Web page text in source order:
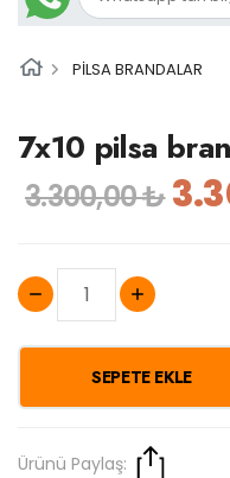
PİLSA BRANDALAR
7x10 pilsa
3.300,00 ₺
SEPETE EKLE
Ürünü Paylaş: